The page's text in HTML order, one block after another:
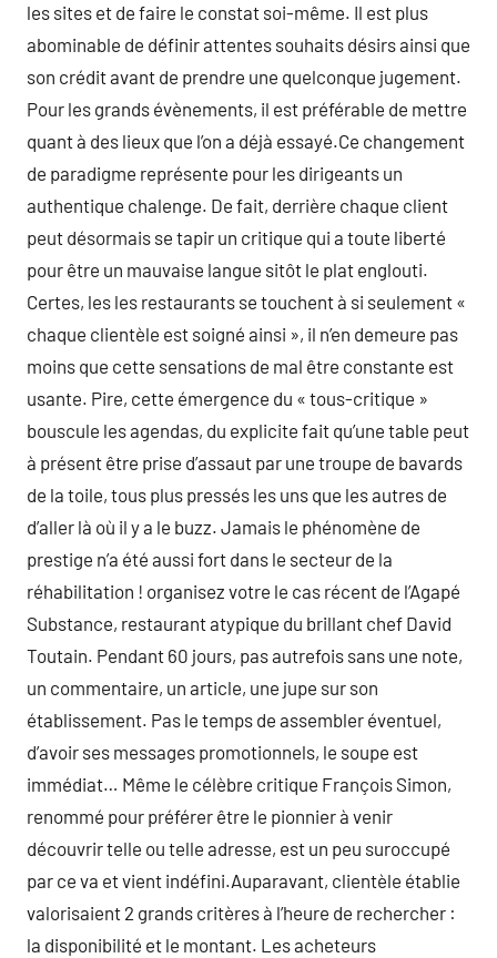
les sites et de faire le constat soi-même. Il est plus
abominable de définir attentes souhaits désirs ainsi que
son crédit avant de prendre une quelconque jugement.
Pour les grands évènements, il est préférable de mettre
quant à des lieux que l’on a déjà essayé.Ce changement
de paradigme représente pour les dirigeants un
authentique chalenge. De fait, derrière chaque client
peut désormais se tapir un critique qui a toute liberté
pour être un mauvaise langue sitôt le plat englouti.
Certes, les les restaurants se touchent à si seulement «
chaque clientèle est soigné ainsi », il n’en demeure pas
moins que cette sensations de mal être constante est
usante. Pire, cette émergence du « tous-critique »
bouscule les agendas, du explicite fait qu’une table peut
à présent être prise d’assaut par une troupe de bavards
de la toile, tous plus pressés les uns que les autres de
d’aller là où il y a le buzz. Jamais le phénomène de
prestige n’a été aussi fort dans le secteur de la
réhabilitation ! organisez votre le cas récent de l’Agapé
Substance, restaurant atypique du brillant chef David
Toutain. Pendant 60 jours, pas autrefois sans une note,
un commentaire, un article, une jupe sur son
établissement. Pas le temps de assembler éventuel,
d’avoir ses messages promotionnels, le soupe est
immédiat… Même le célèbre critique François Simon,
renommé pour préférer être le pionnier à venir
découvrir telle ou telle adresse, est un peu suroccupé
par ce va et vient indéfini.Auparavant, clientèle établie
valorisaient 2 grands critères à l’heure de rechercher :
la disponibilité et le montant. Les acheteurs